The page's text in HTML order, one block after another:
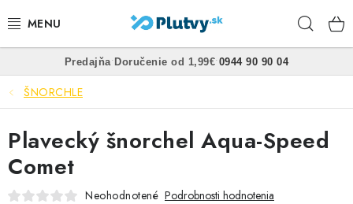
na
PLÁVANIE
ŠNORCHLOVANIE
FREEDIVING
SPEARFISHING
Predajňa• Doručenie od 1,99€• 0944 90 90 04
ŠNORCHLE
Plavecký šnorchel Aqua-Speed
Comet
Neohodnotené Podrobnosti hodnotenia